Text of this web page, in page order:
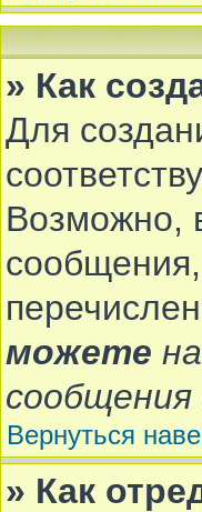
» Как
Для
Возможно,
можете
Вернуться
» Как